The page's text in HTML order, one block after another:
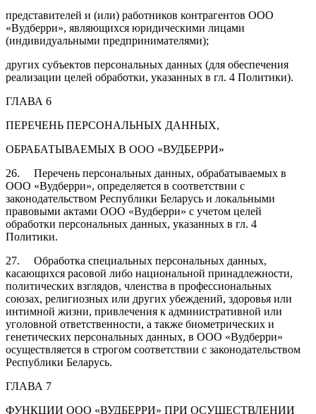
представителей и (или) работников контрагентов ООО
«Вудберри», являющихся юридическими лицами
(индивидуальными предпринимателями);
других субъектов персональных данных (для обеспечения
реализации целей обработки, указанных в гл. 4 Политики).
ГЛАВА 6
ПЕРЕЧЕНЬ ПЕРСОНАЛЬНЫХ ДАННЫХ,
ОБРАБАТЫВАЕМЫХ В ООО «ВУДБЕРРИ»
26. Перечень персональных данных, обрабатываемых в
ООО «Вудберри», определяется в соответствии с
законодательством Республики Беларусь и локальными
правовыми актами ООО «Вудберри» с учетом целей
обработки персональных данных, указанных в гл. 4
Политики.
27. Обработка специальных персональных данных,
касающихся расовой либо национальной принадлежности,
политических взглядов, членства в профессиональных
союзах, религиозных или других убеждений, здоровья или
интимной жизни, привлечения к административной или
уголовной ответственности, а также биометрических и
генетических персональных данных, в ООО «Вудберри»
осуществляется в строгом соответствии с законодательством
Республики Беларусь.
ГЛАВА 7
ФУНКЦИИ ООО «ВУДБЕРРИ» ПРИ ОСУЩЕСТВЛЕНИИ